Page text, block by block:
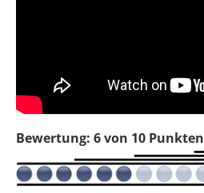
Bewertung: 6 von 10 Punkten